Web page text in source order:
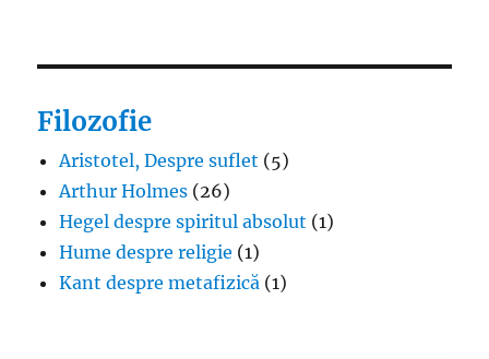
Filozofie
Aristotel, Despre suflet (5)
Arthur Holmes (26)
Hegel despre spiritul absolut (1)
Hume despre religie (1)
Kant despre metafizică (1)